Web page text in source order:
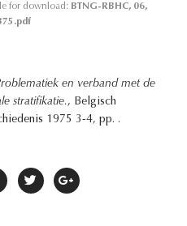
for download: BTNG-RBHC, 06,
en verband met de
stratifikatie., Belgisch
1975 3-4, pp. .